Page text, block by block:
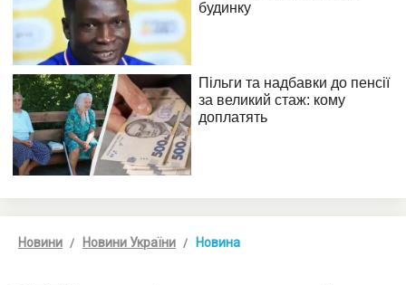
Новини Новини України Новина